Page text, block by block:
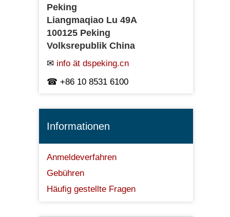
Peking
Liangmaqiao Lu 49A
100125 Peking
Volksrepublik China
info ät dspeking.cn
+86 10 8531 6100
Informationen
Anmeldeverfahren
Gebühren
Häufig gestellte Fragen